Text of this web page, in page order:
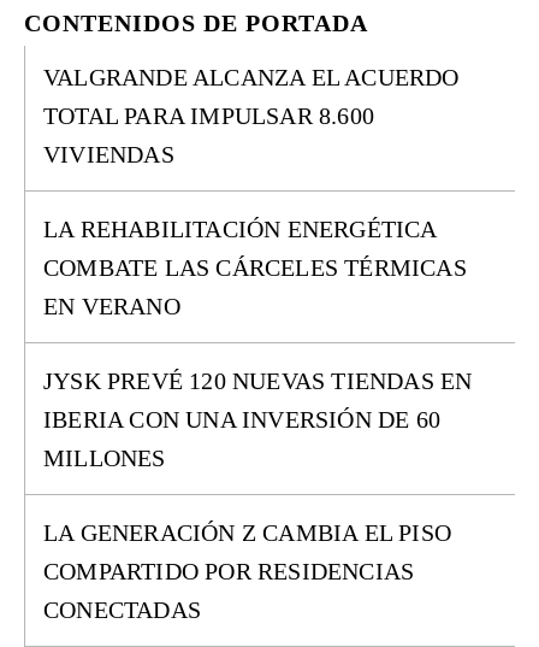
CONTENIDOS DE PORTADA
VALGRANDE ALCANZA EL ACUERDO
TOTAL PARA IMPULSAR 8.600
VIVIENDAS
LA REHABILITACIÓN ENERGÉTICA
COMBATE LAS CÁRCELES TÉRMICAS
EN VERANO
JYSK PREVÉ 120 NUEVAS TIENDAS EN
IBERIA CON UNA INVERSIÓN DE 60
MILLONES
LA GENERACIÓN Z CAMBIA EL PISO
COMPARTIDO POR RESIDENCIAS
CONECTADAS